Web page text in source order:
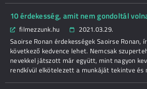
10 érdekesség, amit nem gondoltál
filmezzunk.hu
2021.03.29.
Saoirse Ronan érdekességek Saoirse Ronan,
következő kedvence lehet. Nemcsak
nevekkel játszott már együtt, mint nagyon
rendkívül elkötelezett a munkáját tekintve és